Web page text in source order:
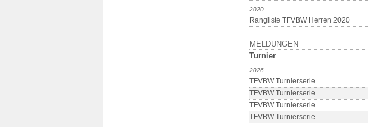
2020
Rangliste TFVBW Herren 2020
MELDUNGEN
Turnier
2026
TFVBW Turnierserie
TFVBW Turnierserie
TFVBW Turnierserie
TFVBW Turnierserie